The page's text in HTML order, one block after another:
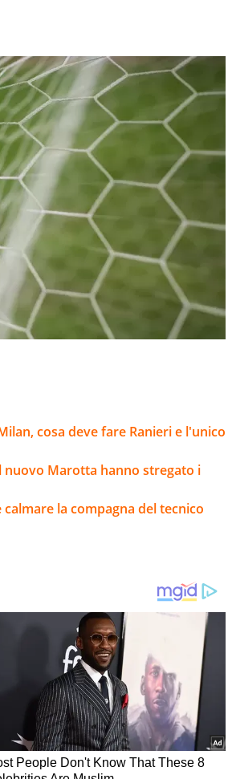
cosa deve fare Ranieri e l'unico
nuovo Marotta hanno stregato i
la compagna del tecnico